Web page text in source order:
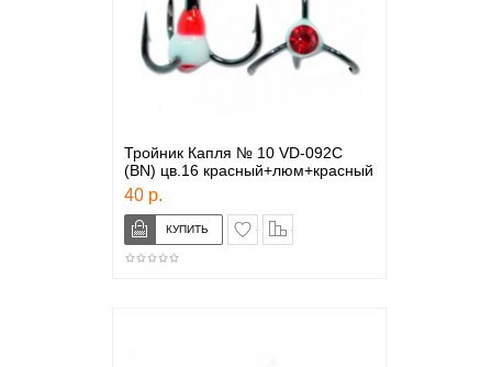
Тройник Капля № 10 VD-092C
(BN) цв.16 красный+люм+красный
40 р.
в закладки